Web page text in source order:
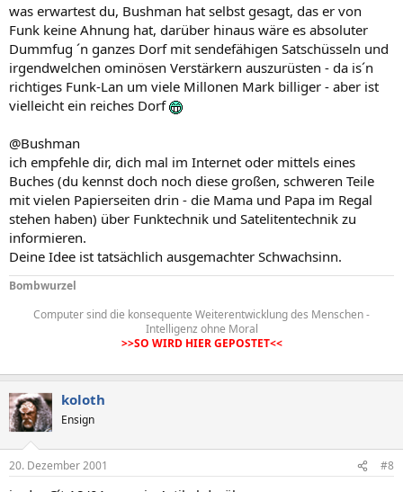
was erwartest du, Bushman hat selbst gesagt, das er von
Funk keine Ahnung hat, darüber hinaus wäre es absoluter
Dummfug ´n ganzes Dorf mit sendefähigen Satschüsseln und
irgendwelchen ominösen Verstärkern auszurüsten - da is´n
richtiges Funk-Lan um viele Millonen Mark billiger - aber ist
vielleicht ein reiches Dorf
@Bushman
ich empfehle dir, dich mal im Internet oder mittels eines
Buches (du kennst doch noch diese großen, schweren Teile
mit vielen Papierseiten drin - die Mama und Papa im Regal
stehen haben) über Funktechnik und Satelitentechnik zu
informieren.
Deine Idee ist tatsächlich ausgemachter Schwachsinn.
Bombwurzel
Computer sind die konsequente Weiterentwicklung des Menschen -
Intelligenz ohne Moral
>>SO WIRD HIER GEPOSTET<<
koloth
Ensign
20. Dezember 2001 #8